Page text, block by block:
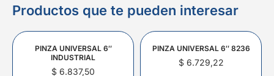
Productos que te pueden interesar
PINZA UNIVERSAL 6″
INDUSTRIAL
$ 6.837,50
PINZA UNIVERSAL 6″ 8236
$6.729,22